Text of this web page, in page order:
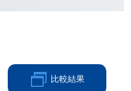
比較結果